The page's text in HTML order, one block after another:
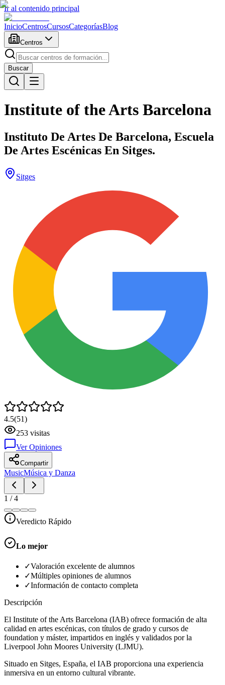
Ir al contenido principal
InicioCentrosCursosCategoríasBlog
Centros
Buscar
Institute of the Arts Barcelona
Instituto De Artes De Barcelona, Escuela
De Artes Escénicas En Sitges.
Sitges
4.5(51)
253 visitas
Ver Opiniones
Compartir
MusicMúsica y Danza
1 /4
Veredicto Rápido
Lo mejor
✓Valoración excelente de alumnos
✓Múltiples opiniones de alumnos
✓Información de contacto completa
Descripción
El Institute of the Arts Barcelona (IAB) ofrece formación de alta
calidad en artes escénicas, con títulos de grado y cursos de
foundation y máster, impartidos en inglés y validados por la
Liverpool John Moores University (LJMU).
Situado en Sitges, España, el IAB proporciona una experiencia
inmersiva en un entorno cultural vibrante.